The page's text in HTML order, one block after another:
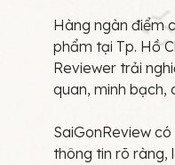
Hàng ngàn điểm
phẩm tại Tp. Hồ
Reviewer trải
quan, minh bạch,
SaiGonReview
thông tin rõ ràng,